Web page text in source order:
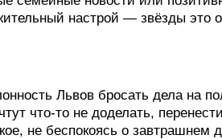
настрой — звёзды это
Львов бросать дела на
что-то не доделать,
не беспокоясь о завтрашнем